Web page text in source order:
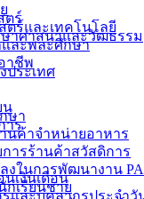
ตร์
ตร์และเทคโนโลยี
าศาสนาและวัฒธรรม
ละพละศึกษา
าชีพ
ประเทศ
น
ษา
าร
นค้าจำหน่ายอาหาร
ารร้านค้าสวัสดิการ
งในการพัฒนางาน PA
เงินเดือน
เรียนชาย
และบุคลากรประจำวั